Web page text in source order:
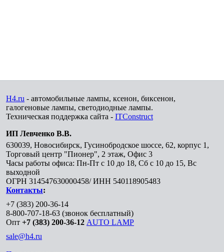
H4.ru - автомобильные лампы, ксенон, биксенон,
галогеновые лампы, светодиодные лампы.
Техническая поддержка сайта - ITConstruct
ИП Левченко В.В.
630039, Новосибирск, Гусинобродское шоссе, 62, корпус 1,
Торговый центр "Пионер", 2 этаж, Офис 3
Часы работы офиса: Пн-Пт с 10 до 18, Сб с 10 до 15, Вс
выходной
ОГРН 314547630000458/ ИНН 540118905483
Контакты:
+7 (383) 200-36-14
8-800-707-18-63 (звонок бесплатный)
Опт +7 (383) 200-36-12 AUTO LAMP
sale@h4.ru